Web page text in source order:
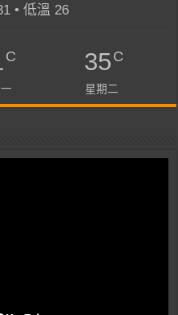
• 低溫 26
C 35C
星期二